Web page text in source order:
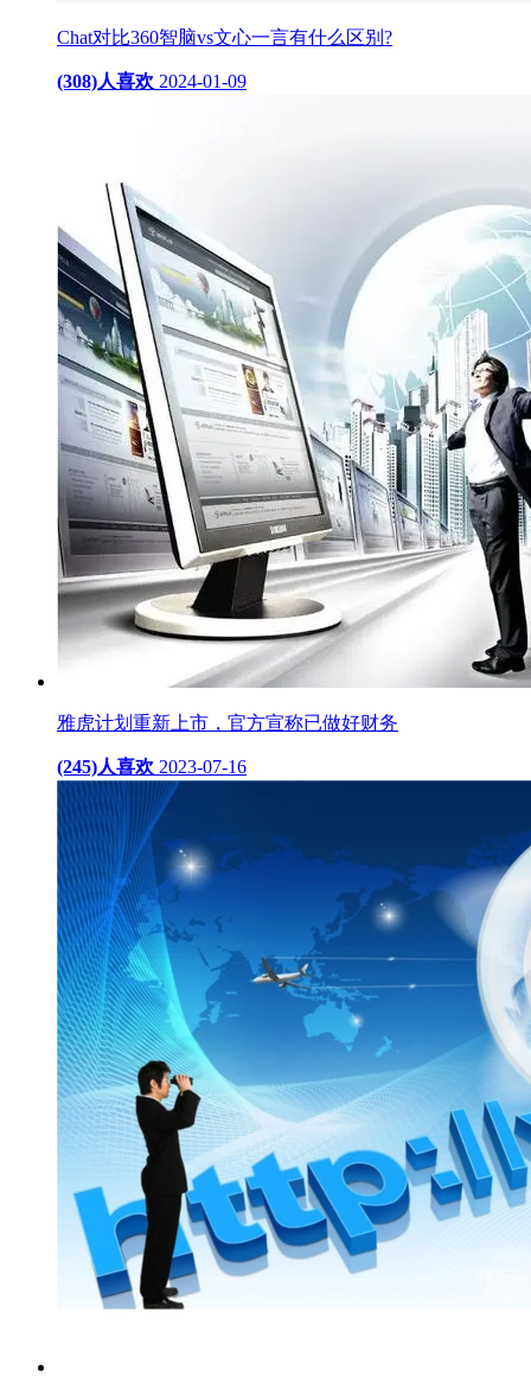
Chat对比360智脑vs文心一言有什么区别?
(308)人喜欢 2024-01-09
雅虎计划重新上市，官方宣称已做好财务
(245)人喜欢 2023-07-16